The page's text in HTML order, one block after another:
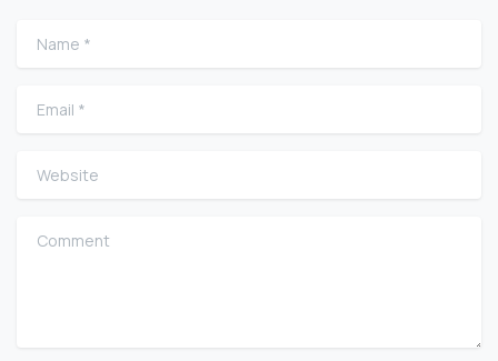
Name
Email
Website
Comment